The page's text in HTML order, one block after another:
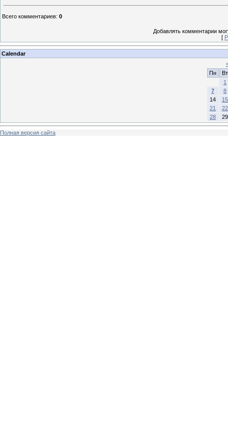
Всего комментариев: 0
Добавлять комментарии
[
Calendar
Пн
Вт
1
7
8
14
15
21
22
28
29
Полная версия сайта